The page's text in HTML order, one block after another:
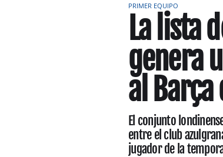
PRIMER EQUIPO
La lista
genera
al Barça
El conjunto
entre el club
jugador de la